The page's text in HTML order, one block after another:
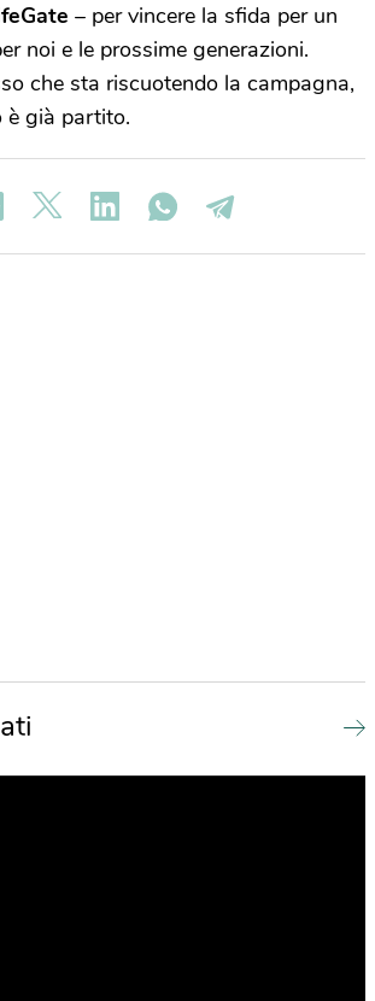
– per vincere la sfida per un
noi e le prossime generazioni.
che sta riscuotendo la campagna,
è già partito.